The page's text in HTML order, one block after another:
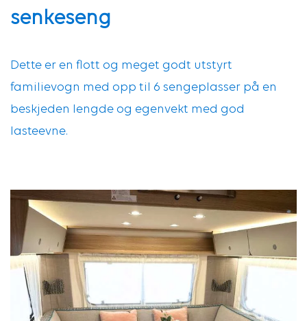
senkeseng
Dette er en flott og meget godt utstyrt
familievogn med opp til 6 sengeplasser på en
beskjeden lengde og egenvekt med god
lasteevne.